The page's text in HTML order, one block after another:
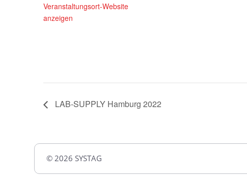
Veranstaltungsort-Website
anzeigen
LAB-SUPPLY Hamburg 2022
© 2026 SYSTAG